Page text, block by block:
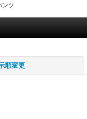
ンツ
順変更